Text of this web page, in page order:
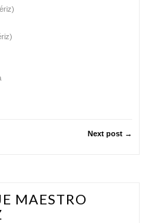
Next post →
MAESTRO